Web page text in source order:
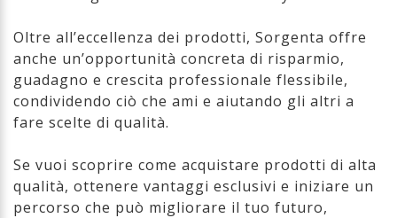
Oltre all’eccellenza dei prodotti, Sorgenta offre
anche un’opportunità concreta di risparmio,
guadagno e crescita professionale flessibile,
condividendo ciò che ami e aiutando gli altri a
fare scelte di qualità.
Se vuoi scoprire come acquistare prodotti di alta
qualità, ottenere vantaggi esclusivi e iniziare un
percorso che può migliorare il tuo futuro,